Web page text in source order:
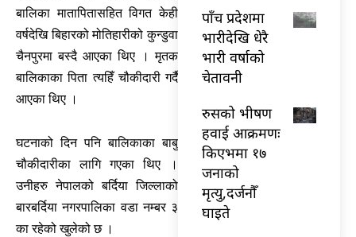
बालिका मातापितासहित विगत केही
वर्षदेखि बिहारको मोतिहारीको कुन्डुवा
चैनपुरमा बस्दै आएका थिए । मृतक
बालिकाका पिता त्यहिँ चौकीदारी गर्दै
आएका थिए ।
घटनाको दिन पनि बालिकाका बाबु
चौकीदारीका लागि गएका थिए ।
उनीहरु नेपालको बर्दिया जिल्लाको
बारबर्दिया नगरपालिका वडा नम्बर ३
का रहेको खुलेको छ ।
पाँच प्रदेशमा
भारीदेखि धेरै
भारी वर्षाको
चेतावनी
रुसको भीषण
हवाई आक्रमणः
किएभमा १७
जनाको
मृत्यु,दर्जनौँ
घाइते